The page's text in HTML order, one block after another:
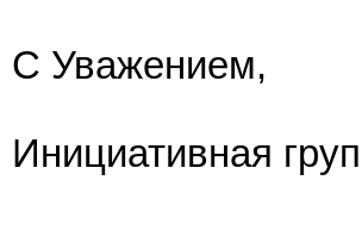
С Уважением,
Инициативная